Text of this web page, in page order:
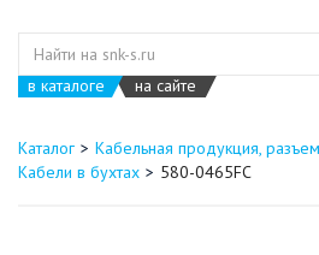
в каталоге на сайте
Каталог
Кабельная продукция,
Кабели в бухтах
580-0465FC